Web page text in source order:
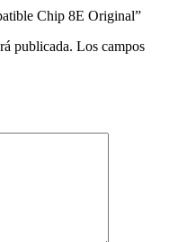
Chip 8E Original”
publicada. Los campos